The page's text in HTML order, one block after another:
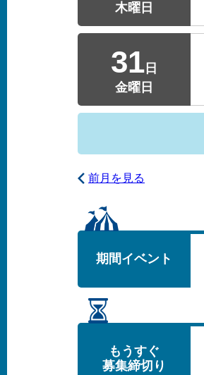
木曜日
31 日
金曜日
前月を見る
期間イベント
もうすぐ
募集締切り